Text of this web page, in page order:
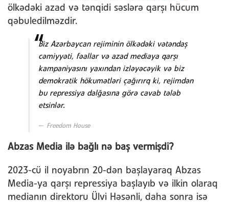
ölkədəki azad və tənqidi səslərə qarşı hücum
qəbuledilməzdir.
Biz Azərbaycan rejiminin ölkədəki vətəndaş
cəmiyyəti, fəallar və azad mediaya qarşı
kampaniyasını yaxından izləyəcəyik və biz
demokratik hökumətləri çağırırq ki, rejimdən
bu repressiya dalğasına görə cavab tələb
etsinlər.
Freedom House
Abzas Media ilə bağlı nə baş vermişdi?
2023-cü il noyabrın 20-dən başlayaraq Abzas
Media-ya qarşı repressiya başlayıb və ilkin olaraq
medianın direktoru Ülvi Həsənli, daha sonra isə